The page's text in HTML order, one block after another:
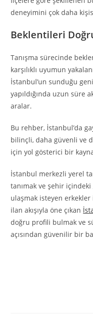
deneyimini çok daha
Beklentileri
Tanışma sürecinde
karşılıklı uyumun
İstanbul’un sunduğu
yapıldığında uzun süre
aralar.
Bu rehber, İstanbul’da
bilinçli, daha güvenli ve
için yol gösterici bir
İstanbul merkezli yerel
tanımak ve şehir
ulaşmak isteyen erkekler
ilan akışıyla öne çıkan
doğru profili bulmak ve
açısından güvenilir bir